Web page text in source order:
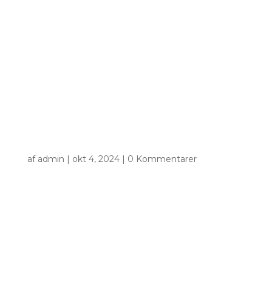
af admin | okt 4, 2024| 0 Kommentarer